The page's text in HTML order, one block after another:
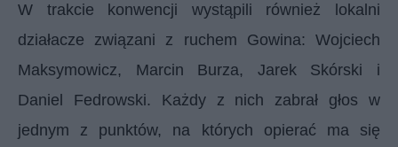
W trakcie konwencji wystąpili również lokalni
działacze związani z ruchem Gowina: Wojciech
Maksymowicz, Marcin Burza, Jarek Skórski i
Daniel Fedrowski. Każdy z nich zabrał głos w
jednym z punktów, na których opierać ma się